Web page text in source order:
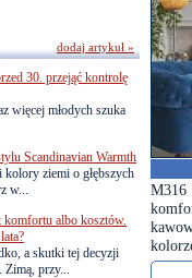
30. przejąć kontrolę
więcej młodych szuka
Scandinavian Warmth
kolory ziemi o głębszych
w...
komfortu albo kosztów.
a skutki tej decyzji
przy...
dodaj artykuł »